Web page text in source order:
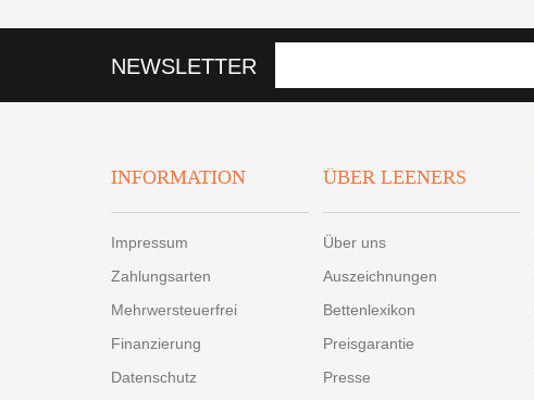
NEWSLETTER
INFORMATION
Impressum
Zahlungsarten
Mehrwersteuerfrei
Finanzierung
Datenschutz
ÜBER LEENERS
Über uns
Auszeichnungen
Bettenlexikon
Preisgarantie
Presse